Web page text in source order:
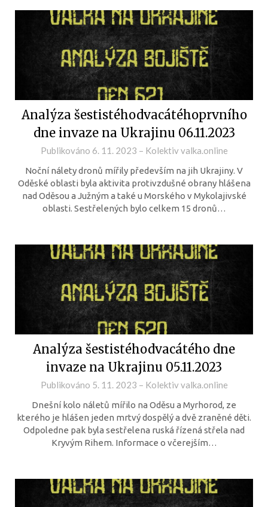
Analýza šestistéhodvacátéhoprvního
dne invaze na Ukrajinu 06.11.2023
Publikováno 6. 11. 2023 – Kolektiv valka.online
Noční nálety dronů mířily především na jih Ukrajiny. V
Oděské oblasti byla aktivita protivzdušné obrany hlášena
nad Oděsou a Južným a také u Morského v Mykolajivské
oblasti. Sestřelených bylo celkem 15 dronů…
Analýza šestistéhodvacátého dne
invaze na Ukrajinu 05.11.2023
Publikováno 5. 11. 2023 – Kolektiv valka.online
Dnešní kolo náletů mířilo na Oděsu a Myrhorod, ze
kterého je hlášen jeden mrtvý dospělý a dvě zraněné děti.
Odpoledne pak byla sestřelena ruská řízená střela nad
Kryvým Rihem. Informace o včerejším…